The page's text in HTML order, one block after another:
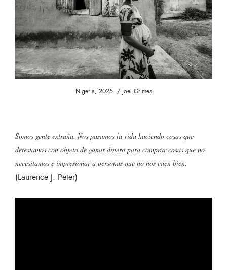
Nigeria, 2025. / Joel Grimes
Somos gente extraña. Nos pasamos la vida haciendo cosas que
detestamos con objeto de ganar dinero para comprar cosas que no
necesitamos e impresionar a personas que no nos caen bien.
(Laurence J. Peter)